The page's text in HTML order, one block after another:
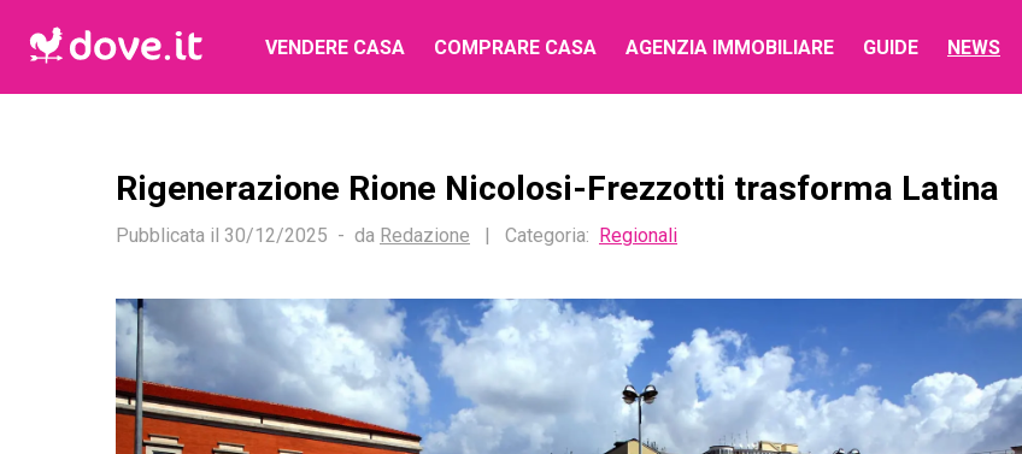
VENDERE CASA COMPRARE CASA AGENZIA IMMOBILIARE GUIDE NEWS
Rigenerazione Rione Nicolosi-Frezzotti trasforma Latina
Pubblicata il 30/12/2025 da Redazione | Categoria: Regionali